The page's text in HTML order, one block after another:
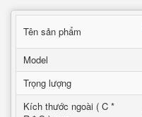
Tên sản phẩm
Model
Trọng lượng
Kích thước ngoài ( C *